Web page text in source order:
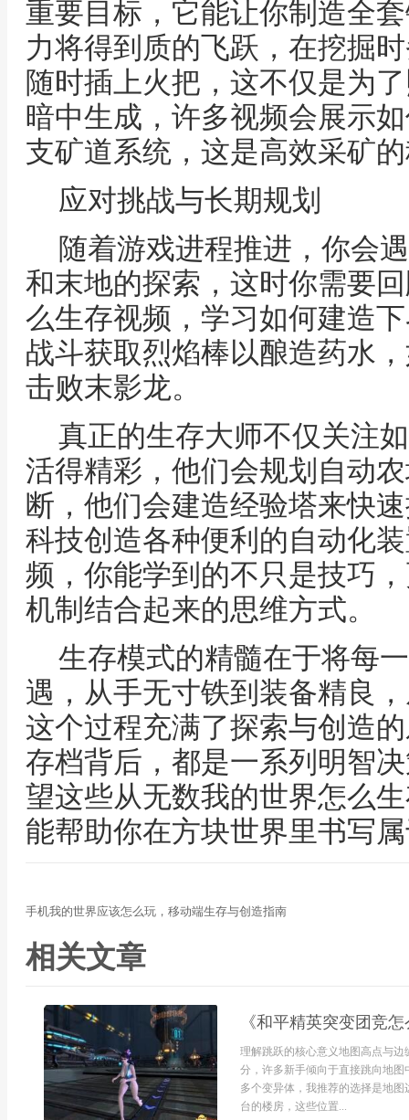
重要目标，它能让你制造全
力将得到质的飞跃，在挖掘
随时插上火把，这不仅是为
暗中生成，许多视频会展示
支矿道系统，这是高效采矿
应对挑战与长期规划
随着游戏进程推进，你会
和末地的探索，这时你需要
么生存视频，学习如何建造
战斗获取烈焰棒以酿造药水
击败末影龙。
真正的生存大师不仅关注
活得精彩，他们会规划自动
断，他们会建造经验塔来快
科技创造各种便利的自动化
频，你能学到的不只是技巧
机制结合起来的思维方式。
生存模式的精髓在于将每
遇，从手无寸铁到装备精良
这个过程充满了探索与创造
存档背后，都是一系列明智
望这些从无数我的世界怎么
能帮助你在方块世界里书写
手机我的世界应该怎么玩，移动端生存与创造指南
相关文章
《和平精英突变团竞
理解跳跃的核心意义地图高点与
分，许多新手倾向于直接跳向地
多个变异体，我推荐的选择是地
台的楼房，这些位置...